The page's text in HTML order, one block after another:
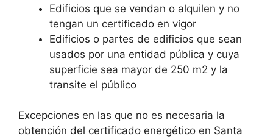
Edificios que se vendan o alquilen y no
tengan un certificado en vigor
Edificios o partes de edificios que sean
usados por una entidad pública y cuya
superficie sea mayor de 250 m2 y la
transite el público
Excepciones en las que no es necesaria la
obtención del certificado energético en Santa